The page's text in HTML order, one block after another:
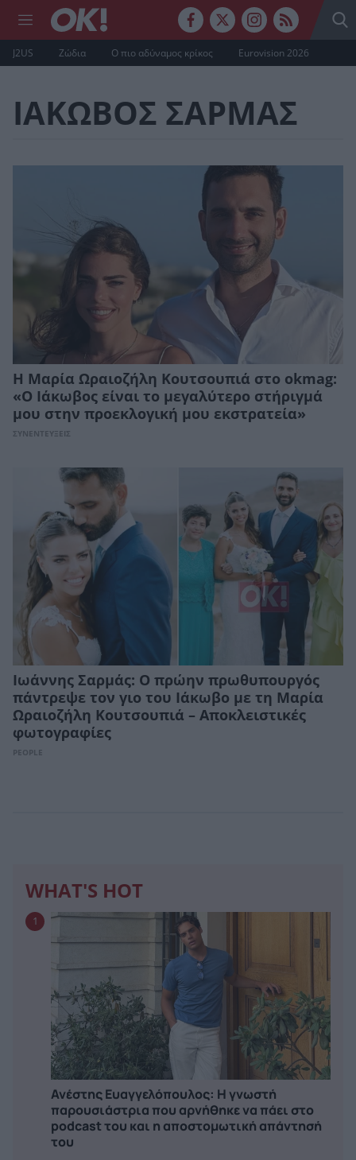
J2US Ζώδια Ο πιο αδύναμος κρίκος Eurovision 2026
ΙΑΚΩΒΟΣ ΣΑΡΜΑΣ
Η Μαρία Ωραιοζήλη Κουτσουπιά στο οkmag:
«Ο Ιάκωβος είναι το μεγαλύτερο στήριγμά
μου στην προεκλογική μου εκστρατεία»
ΣΥΝΕΝΤΕΥΞΕΙΣ
Ιωάννης Σαρμάς: Ο πρώην πρωθυπουργός
πάντρεψε τον γιο του Ιάκωβο με τη Μαρία
Ωραιοζήλη Κουτσουπιά – Αποκλειστικές
φωτογραφίες
PEOPLE
WHAT'S HOT
1
Ανέστης Ευαγγελόπουλος: Η γνωστή
παρουσιάστρια που αρνήθηκε να πάει στο
podcast του και η αποστομωτική απάντησή
του